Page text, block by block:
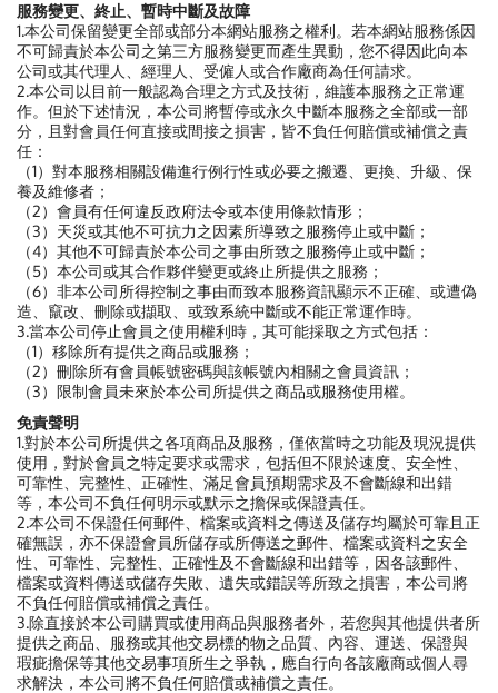
服務變更、終止、暫時中斷及故障
1.本公司保留變更全部或部分本網站服務之權利。若本網站服務係因
不可歸責於本公司之第三方服務變更而產生異動，您不得因此向本
公司或其代理人、經理人、受僱人或合作廠商為任何請求。
2.本公司以目前一般認為合理之方式及技術，維護本服務之正常運
作。但於下述情況，本公司將暫停或永久中斷本服務之全部或一部
分，且對會員任何直接或間接之損害，皆不負任何賠償或補償之責
任：
（1）對本服務相關設備進行例行性或必要之搬遷、更換、升級、保
養及維修者；
（2）會員有任何違反政府法令或本使用條款情形；
（3）天災或其他不可抗力之因素所導致之服務停止或中斷；
（4）其他不可歸責於本公司之事由所致之服務停止或中斷；
（5）本公司或其合作夥伴變更或終止所提供之服務；
（6）非本公司所得控制之事由而致本服務資訊顯示不正確、或遭偽
造、竄改、刪除或擷取、或致系統中斷或不能正常運作時。
3.當本公司停止會員之使用權利時，其可能採取之方式包括：
（1）移除所有提供之商品或服務；
（2）刪除所有會員帳號密碼與該帳號內相關之會員資訊；
（3）限制會員未來於本公司所提供之商品或服務使用權。
免責聲明
1.對於本公司所提供之各項商品及服務，僅依當時之功能及現況提供
使用，對於會員之特定要求或需求，包括但不限於速度、安全性、
可靠性、完整性、正確性、滿足會員預期需求及不會斷線和出錯
等，本公司不負任何明示或默示之擔保或保證責任。
2.本公司不保證任何郵件、檔案或資料之傳送及儲存均屬於可靠且正
確無誤，亦不保證會員所儲存或所傳送之郵件、檔案或資料之安全
性、可靠性、完整性、正確性及不會斷線和出錯等，因各該郵件、
檔案或資料傳送或儲存失敗、遺失或錯誤等所致之損害，本公司將
不負任何賠償或補償之責任。
3.除直接於本公司購買或使用商品與服務者外，若您與其他提供者所
提供之商品、服務或其他交易標的物之品質、內容、運送、保證與
瑕疵擔保等其他交易事項所生之爭執，應自行向各該廠商或個人尋
求解決，本公司將不負任何賠償或補償之責任。